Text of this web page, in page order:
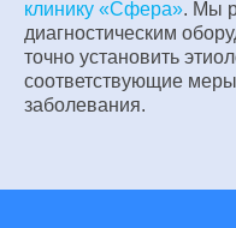
клинику «Сфера». Мы
диагностическим
точно установить
соответствующие
заболевания.